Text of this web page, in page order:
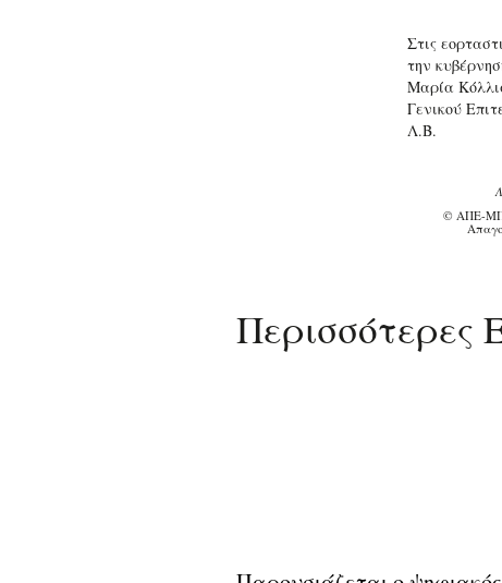
Στις
την
Μαρία
Γενικού
Λ.Β.
© ΑΠΕ-
Περισσότερες